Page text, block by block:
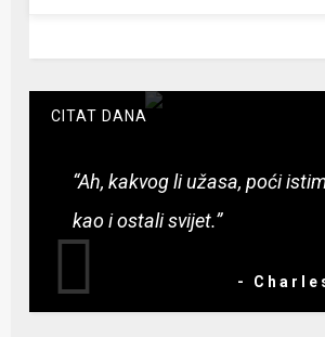
CITAT DANA
“Ah, kakvog li užasa, poći
kao i ostali svijet.”
-